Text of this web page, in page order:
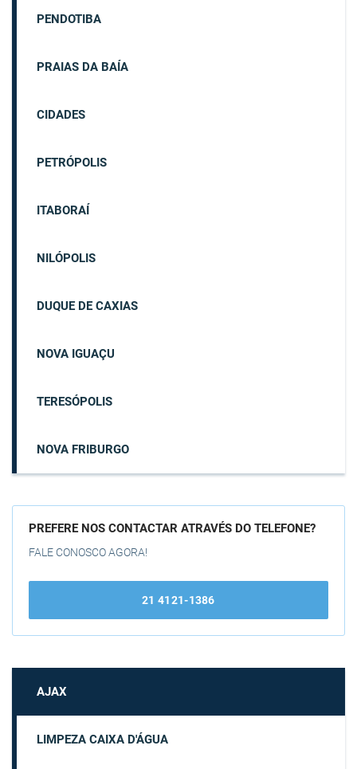
PENDOTIBA
PRAIAS DA BAÍA
CIDADES
PETRÓPOLIS
ITABORAÍ
NILÓPOLIS
DUQUE DE CAXIAS
NOVA IGUAÇU
TERESÓPOLIS
NOVA FRIBURGO
PREFERE NOS CONTACTAR ATRAVÉS DO TELEFONE?
FALE CONOSCO AGORA!
21 4121-1386
AJAX
LIMPEZA CAIXA D'ÁGUA